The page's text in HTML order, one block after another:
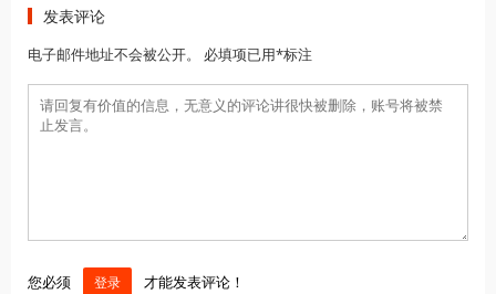
发表评论
电子邮件地址不会被公开。 必填项已用*标注
您必须 登录 才能发表评论！